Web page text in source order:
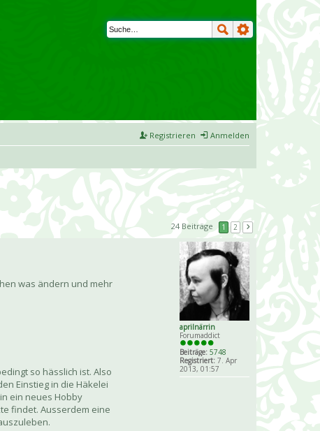
Anmelden
Registrieren
24 Beiträge 1 2
aprilnärrin
Forumaddict
Beiträge: 5748
Registriert: 7. Apr
2013, 01:57
was ändern und mehr
so hässlich ist. Also
Einstieg in die Häkelei
ein neues Hobby
findet. Ausserdem eine